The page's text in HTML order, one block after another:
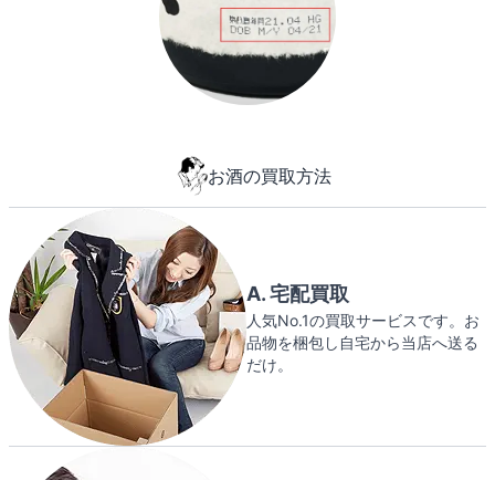
お酒の買取方法
A. 宅配買取
人気No.1の買取サービスです。お
品物を梱包し自宅から当店へ送る
だけ。